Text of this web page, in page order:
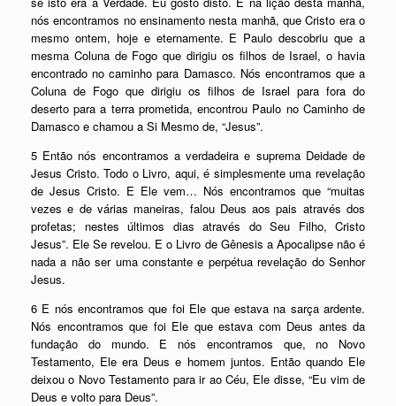
nós encontramos no ensinamento nesta manhã, que Cristo era o
mesmo ontem, hoje e eternamente. E Paulo descobriu que a
mesma Coluna de Fogo que dirigiu os filhos de Israel, o havia
encontrado no caminho para Damasco. Nós encontramos que a
Coluna de Fogo que dirigiu os filhos de Israel para fora do
deserto para a terra prometida, encontrou Paulo no Caminho de
Damasco e chamou a Si Mesmo de, “Jesus”.
5 Então nós encontramos a verdadeira e suprema Deidade de
Jesus Cristo. Todo o Livro, aqui, é simplesmente uma revelação
de Jesus Cristo. E Ele vem… Nós encontramos que “muitas
vezes e de várias maneiras, falou Deus aos pais através dos
profetas; nestes últimos dias através do Seu Filho, Cristo
Jesus”. Ele Se revelou. E o Livro de Gênesis a Apocalipse não é
nada a não ser uma constante e perpétua revelação do Senhor
Jesus.
6 E nós encontramos que foi Ele que estava na sarça ardente.
Nós encontramos que foi Ele que estava com Deus antes da
fundação do mundo. E nós encontramos que, no Novo
Testamento, Ele era Deus e homem juntos. Então quando Ele
deixou o Novo Testamento para ir ao Céu, Ele disse, “Eu vim de
Deus e volto para Deus”.